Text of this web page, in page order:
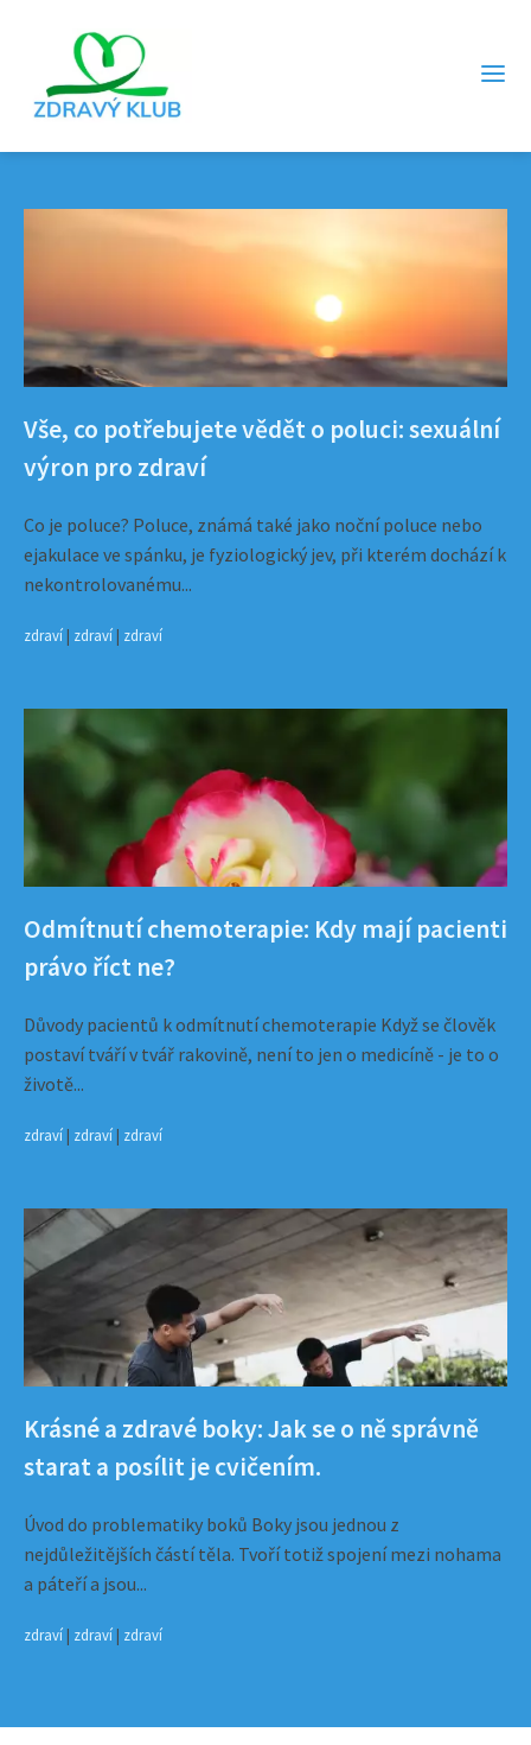
Vše, co potřebujete vědět o poluci: sexuální
výron pro zdraví
Co je poluce? Poluce, známá také jako noční poluce nebo
ejakulace ve spánku, je fyziologický jev, při kterém dochází k
nekontrolovanému...
zdraví | zdraví | zdraví
Odmítnutí chemoterapie: Kdy mají pacienti
právo říct ne?
Důvody pacientů k odmítnutí chemoterapie Když se člověk
postaví tváří v tvář rakovině, není to jen o medicíně - je to o
životě...
zdraví | zdraví | zdraví
Krásné a zdravé boky: Jak se o ně správně
starat a posílit je cvičením.
Úvod do problematiky boků Boky jsou jednou z
nejdůležitějších částí těla. Tvoří totiž spojení mezi nohama
a páteří a jsou...
zdraví | zdraví | zdraví